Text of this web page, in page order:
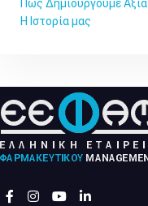
Πως Δημιουργούμε Αξία
Η Ιστορία μας